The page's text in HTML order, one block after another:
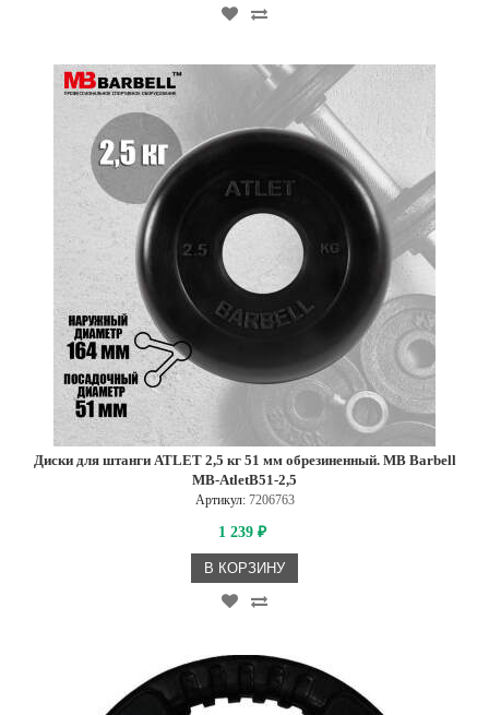
Диски для штанги ATLET 2,5 кг 51 мм обрезиненный. MB Barbell
MB-AtletB51-2,5
Артикул: 7206763
1 239 ₽
В КОРЗИНУ